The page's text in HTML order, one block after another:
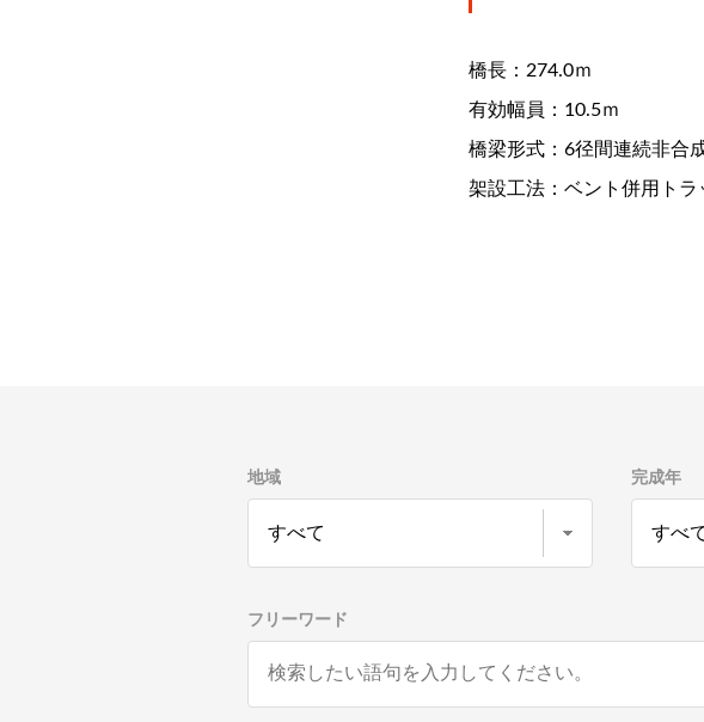
橋長：274.0ｍ
有効幅員：10.5ｍ
橋梁形式：6径間連続非合
架設工法：ベント併用トラ
地域 完成年
フリーワード